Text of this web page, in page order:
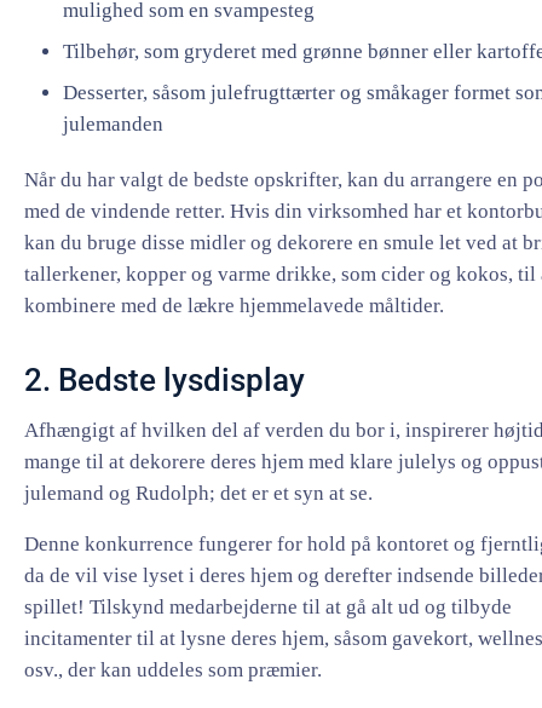
mulighed som en svampesteg
Tilbehør, som gryderet med grønne bønner eller
Desserter, såsom julefrugttærter og småkager formet
julemanden
Når du har valgt de bedste opskrifter, kan du arrangere en
med de vindende retter. Hvis din virksomhed har et
kan du bruge disse midler og dekorere en smule let ved at
tallerkener, kopper og varme drikke, som cider og kokos, til
kombinere med de lækre hjemmelavede måltider.
2. Bedste lysdisplay
Afhængigt af hvilken del af verden du bor i, inspirerer
mange til at dekorere deres hjem med klare julelys og
julemand og Rudolph; det er et syn at se.
Denne konkurrence fungerer for hold på kontoret og
da de vil vise lyset i deres hjem og derefter indsende
spillet! Tilskynd medarbejderne til at gå alt ud og tilbyde
incitamenter til at lysne deres hjem, såsom gavekort,
osv., der kan uddeles som præmier.